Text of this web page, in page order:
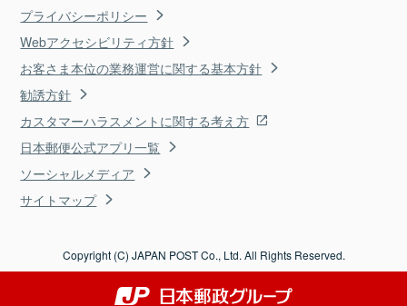
プライバシーポリシー
Webアクセシビリティ方針
お客さま本位の業務運営に関する基本方針
勧誘方針
カスタマーハラスメントに関する考え方
日本郵便公式アプリ一覧
ソーシャルメディア
サイトマップ
Copyright (C) JAPAN POST Co., Ltd. All Rights Reserved.